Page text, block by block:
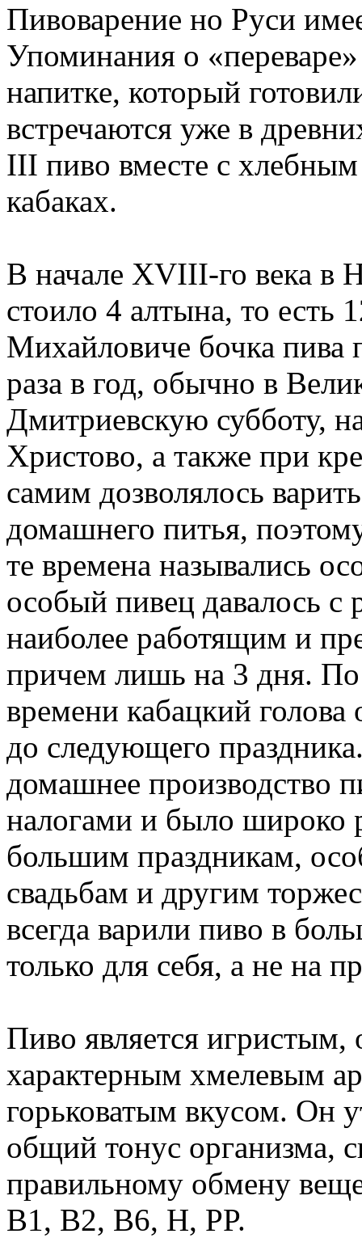
Пивоварение но Руси
Упоминания о
напитке, который
встречаются уже в
III пиво вместе с
кабаках.
В начале XVIII-го века в
стоило 4 алтына, то есть
Михайловиче бочка пива
раза в год, обычно в
Дмитриевскую субботу,
Христово, а также при
самим дозволялось
домашнего питья,
те времена назывались
особый пивец давалось с
наиболее работящим и
причем лишь на 3 дня.
времени кабацкий голова
до следующего
домашнее производство
налогами и было широко
большим праздникам,
свадьбам и другим
всегда варили пиво в
только для себя, а не на
Пиво является
характерным хмелевым
горьковатым вкусом. Он
общий тонус организма,
правильному обмену
В1, В2, B6, Н, PP.